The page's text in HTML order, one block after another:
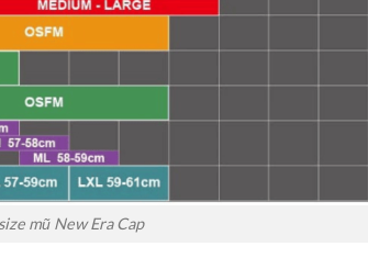
mũ New Era Cap